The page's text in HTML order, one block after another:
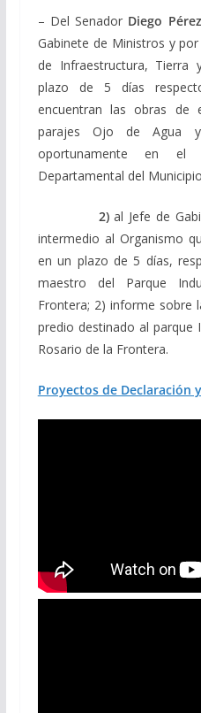
– Del Senador Diego Pérez
Gabinete de Ministros y
de Infraestructura, Tierra
plazo de 5 días
encuentran las obras de
parajes Ojo de Agua y
oportunamente en
Departamental del
2)al Jefe de
intermedio al Organismo
en un plazo de 5 días,
maestro del Parque
Frontera; 2) informe sobre
predio destinado al parque
Rosario de la Frontera.
Proyectos de Declaración